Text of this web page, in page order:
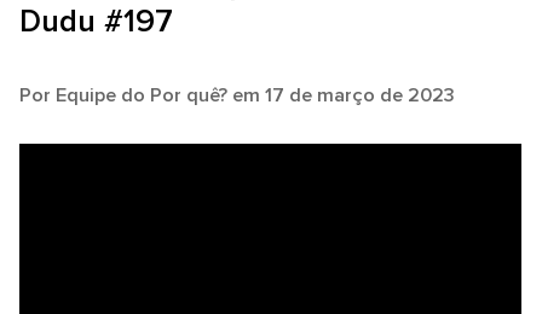
Dudu #197
Por Equipe do Por quê? em 17 de março de 2023